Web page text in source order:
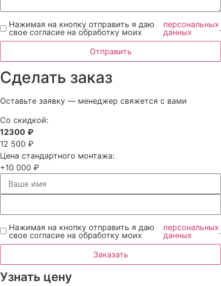
Нажимая на кнопку отправить я даю
свое согласие на обработку моих
персональных
данных
.
Отправить
Сделать заказ
Оставьте заявку — менеджер свяжется с вами
Со скидкой:
12300 ₽
12 500 ₽
Цена стандартного монтажа:
+10 000 ₽
Нажимая на кнопку отправить я даю
свое согласие на обработку моих
персональных
данных
.
Заказать
Узнать цену